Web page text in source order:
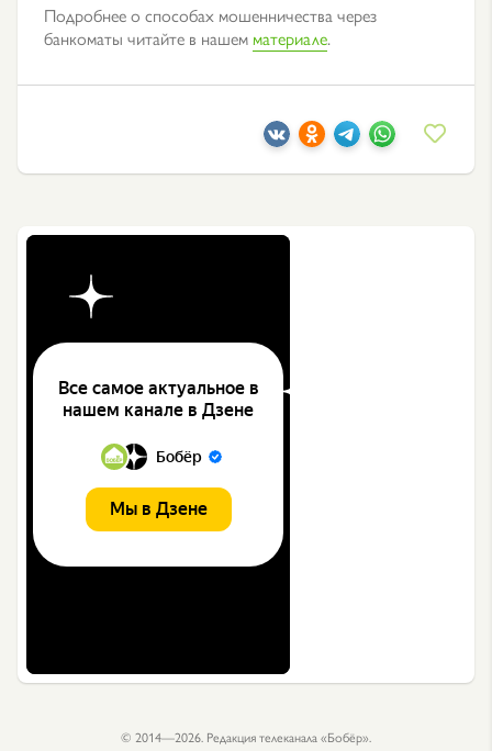
Подробнее о способах мошенничества через
банкоматы читайте в нашемматериале.
© 2014—2026. Редакция телеканала «Бобёр».